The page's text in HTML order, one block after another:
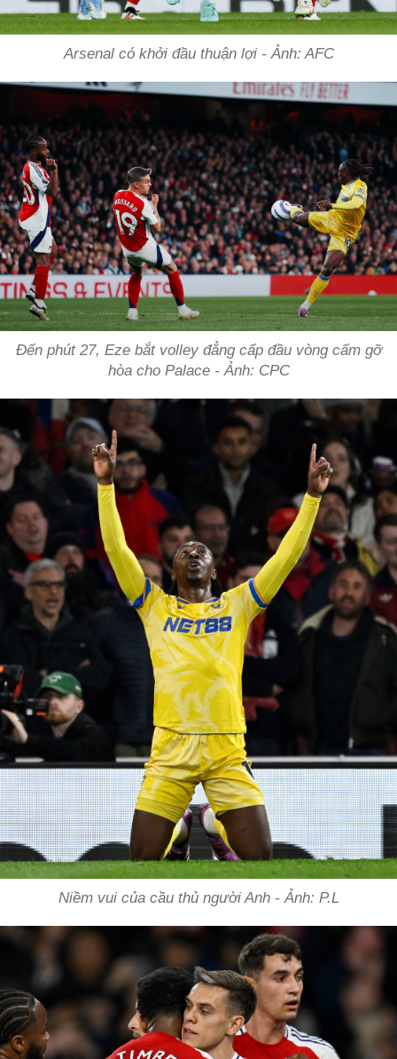
Arsenal có khởi đầu thuận lợi - Ảnh: AFC
Đến phút 27, Eze bắt volley đẳng cấp đầu vòng cấm gỡ
hòa cho Palace - Ảnh: CPC
Niềm vui của cầu thủ người Anh - Ảnh: P.L